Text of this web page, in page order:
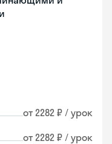
от 2282 ₽ / урок
от 2282 ₽ / урок